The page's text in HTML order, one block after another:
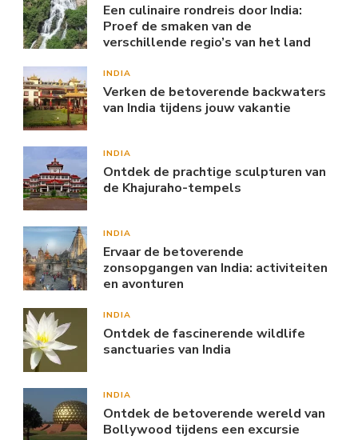
Een culinaire rondreis door India:
Proef de smaken van de
verschillende regio’s van het land
INDIA
Verken de betoverende backwaters
van India tijdens jouw vakantie
INDIA
Ontdek de prachtige sculpturen van
de Khajuraho-tempels
INDIA
Ervaar de betoverende
zonsopgangen van India: activiteiten
en avonturen
INDIA
Ontdek de fascinerende wildlife
sanctuaries van India
INDIA
Ontdek de betoverende wereld van
Bollywood tijdens een excursie